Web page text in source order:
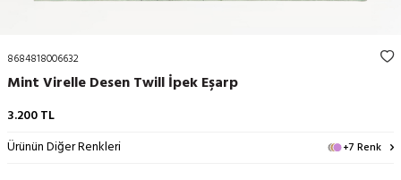
8684818006632
Mint Virelle Desen Twill İpek Eşarp
3.200TL
Ürünün Diğer Renkleri
+7 Renk